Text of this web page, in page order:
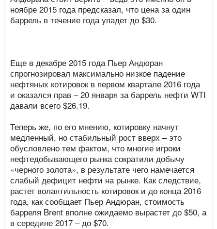
ноябре 2015 года предсказал, что цена за один
баррель в течение года упадет до $30.
Еще в декабре 2015 года Пьер Андюран
спрогнозировал максимально низкое падение
нефтяных котировок в первом квартале 2016 года
и оказался прав – 20 января за баррель нефти WTI
давали всего $26.19.
Теперь же, по его мнению, котировку начнут
медленный, но стабильный рост вверх – это
обусловлено тем фактом, что многие игроки
нефтедобывающего рынка сократили добычу
«черного золота», в результате чего намечается
слабый дефицит нефти на рынке. Как следствие,
растет волантильность котировок и до конца 2016
года, как сообщает Пьер Андюран, стоимость
барреля Brent вполне ожидаемо вырастет до $50, а
в середине 2017 – до $70.